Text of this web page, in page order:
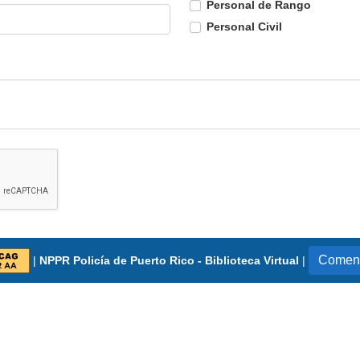
Personal de Rango
Personal Civil
| NPPR Policía de Puerto Rico - Biblioteca Virtual |